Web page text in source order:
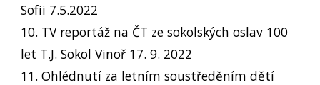
Sofii 7.5.2022
10. TV reportáž na ČT ze sokolských oslav 100
let T.J. Sokol Vinoř 17. 9. 2022
11. Ohlédnutí za letním soustředěním dětí